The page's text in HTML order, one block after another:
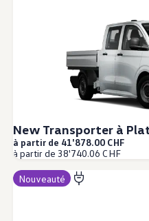
New Transporter à
à partir de 41'878.00 CHF
à partir de 38'740.06 CHF
Nouveauté